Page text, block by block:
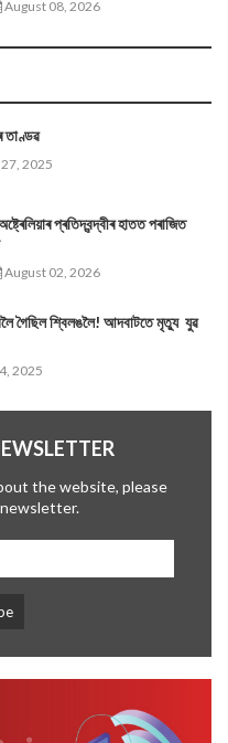
August 08, 2026
তাণ্ডৱ
2025
প্ৰতিদ্বন্দ্বীৰ হাতত পৰাজিত
August 02, 2026
গৈছিল শ্বিলঙলৈ! আদবাটতে মৃত্যু যুৱ
2025
the website, please